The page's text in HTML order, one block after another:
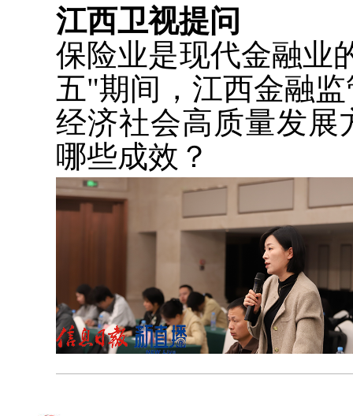
江西卫视提问
保险业是现代金融业
五"期间，江西金融
经济社会高质量发展
哪些成效？